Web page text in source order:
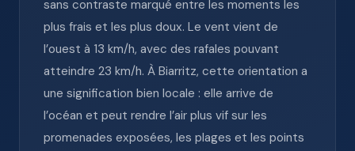
sans contraste marqué entre les moments les
plus frais et les plus doux. Le vent vient de
l’ouest à 13 km/h, avec des rafales pouvant
atteindre 23 km/h. À Biarritz, cette orientation a
une signification bien locale : elle arrive de
l’océan et peut rendre l’air plus vif sur les
promenades exposées, les plages et les points